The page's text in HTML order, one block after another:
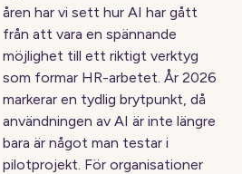
åren har vi sett hur AI har gått
från att vara en spännande
möjlighet till ett riktigt verktyg
som formar HR-arbetet. År 2026
markerar en tydlig brytpunkt, då
användningen av AI är inte längre
bara är något man testar i
pilotprojekt. För organisationer